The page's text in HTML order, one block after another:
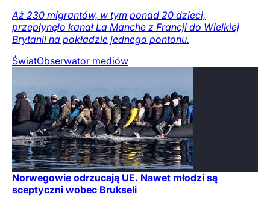
Aż 230 migrantów, w tym ponad 20 dzieci,
przepłynęło kanał La Manche z Francji do Wielkiej
Brytanii na pokładzie jednego pontonu.
ŚwiatObserwator mediów
Norwegowie odrzucają UE. Nawet młodzi są
sceptyczni wobec Brukseli